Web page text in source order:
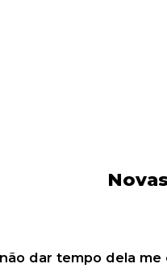
dar tempo dela